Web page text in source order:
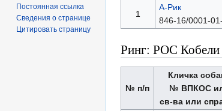
1
А-Рик
846-16/0001-
Ринг: РОС Кобели
№ п/п
Кличка
№ ВПКОС
св-ва или
Постоянная ссылка
Сведения о странице
Цитировать страницу